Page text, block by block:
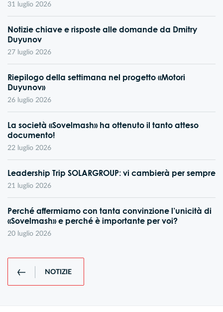
31 luglio 2026
Notizie chiave e risposte alle domande da Dmitry
Duyunov
27 luglio 2026
Riepilogo della settimana nel progetto «Motori
Duyunov»
26 luglio 2026
La società «Sovelmash» ha ottenuto il tanto atteso
documento!
22 luglio 2026
Leadership Trip SOLARGROUP: vi cambierà per sempre
21 luglio 2026
Perché affermiamo con tanta convinzione l’unicità di
«Sovelmash» e perché è importante per voi?
20 luglio 2026
NOTIZIE